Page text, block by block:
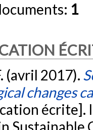
1
(avril 2017).
changes